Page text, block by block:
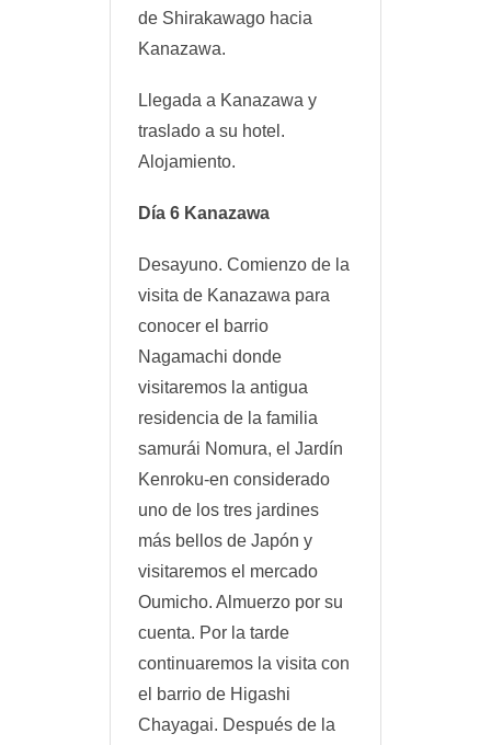
de Shirakawago hacia
Kanazawa.
Llegada a Kanazawa y
traslado a su hotel.
Alojamiento.
Día 6 Kanazawa
Desayuno. Comienzo de la
visita de Kanazawa para
conocer el barrio
Nagamachi donde
visitaremos la antigua
residencia de la familia
samurái Nomura, el Jardín
Kenroku-en considerado
uno de los tres jardines
más bellos de Japón y
visitaremos el mercado
Oumicho. Almuerzo por su
cuenta. Por la tarde
continuaremos la visita con
el barrio de Higashi
Chayagai. Después de la